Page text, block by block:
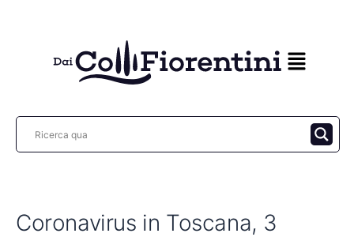
Coronavirus in Toscana, 3